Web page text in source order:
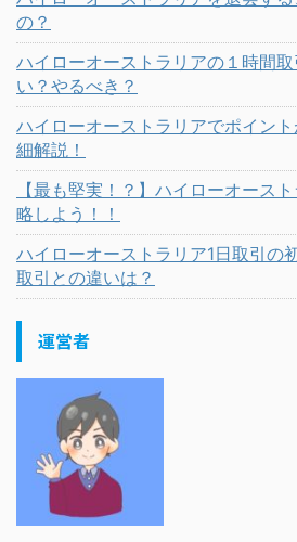
の？
ハイローオーストラリアの１時間
い？やるべき？
ハイローオーストラリアでポイン
細解説！
【最も堅実！？】ハイローオース
略しよう！！
ハイローオーストラリア1日取引の
取引との違いは？
運営者